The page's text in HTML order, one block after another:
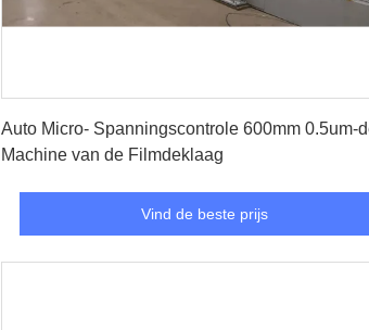
Auto Micro- Spanningscontrole 600mm 0.5um-
Machine van de Filmdeklaag
Vind de beste prijs